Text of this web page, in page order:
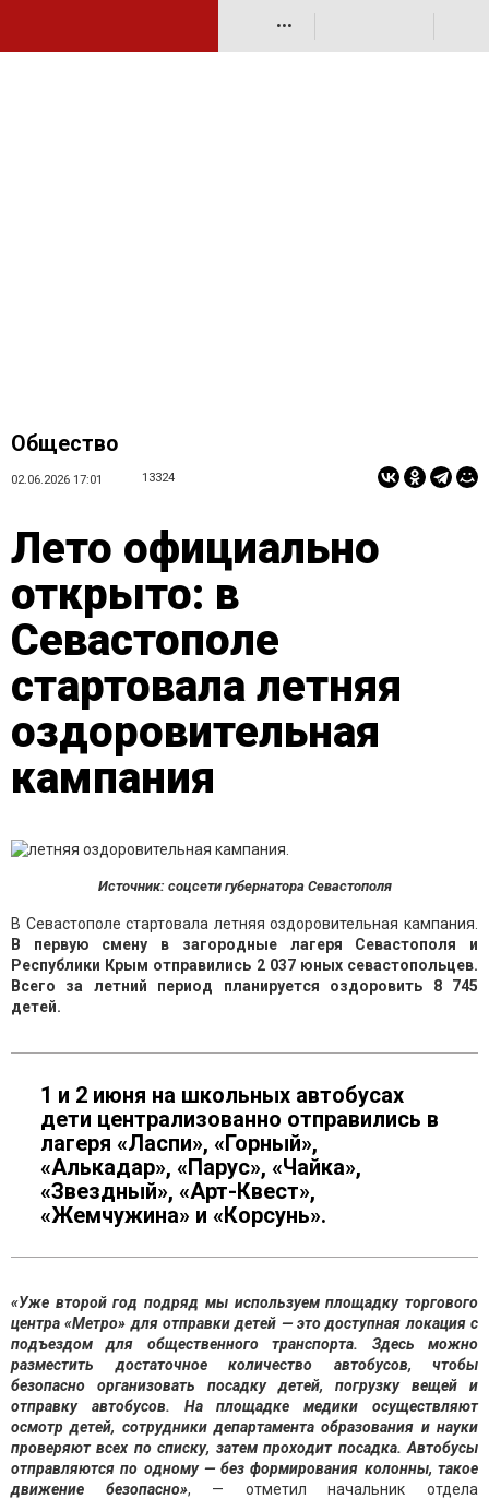
•••
Общество
02.06.2026 17:01 13324
Лето официально
открыто: в
Севастополе
стартовала летняя
оздоровительная
кампания
Источник: соцсети губернатора Севастополя
В Севастополе стартовала летняя оздоровительная кампания.
В первую смену в загородные лагеря Севастополя и
Республики Крым отправились 2 037 юных севастопольцев.
Всего за летний период планируется оздоровить 8 745
детей.
1 и 2 июня на школьных автобусах
дети централизованно отправились в
лагеря «Ласпи», «Горный»,
«Алькадар», «Парус», «Чайка»,
«Звездный», «Арт-Квест»,
«Жемчужина» и «Корсунь».
«Уже второй год подряд мы используем площадку торгового
центра «Метро» для отправки детей — это доступная локация с
подъездом для общественного транспорта. Здесь можно
разместить достаточное количество автобусов, чтобы
безопасно организовать посадку детей, погрузку вещей и
отправку автобусов. На площадке медики осуществляют
осмотр детей, сотрудники департамента образования и науки
проверяют всех по списку, затем проходит посадка. Автобусы
отправляются по одному — без формирования колонны, такое
движение безопасно», — отметил начальник отдела